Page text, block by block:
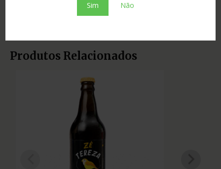
Sim Não
miniaturas
Produtos Relacionados